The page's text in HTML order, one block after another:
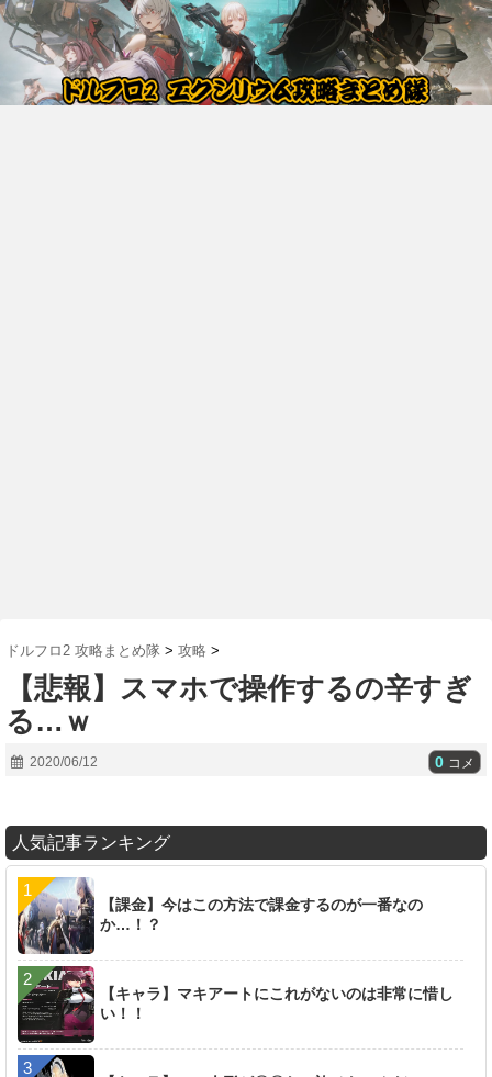
ドルフロ2 攻略まとめ隊 > 攻略 >
【悲報】スマホで操作するの辛すぎ
る…ｗ
2020/06/12 0 コメ
人気記事ランキング
【課金】今はこの方法で課金するのが一番なの
か…！？
【キャラ】マキアートにこれがないのは非常に惜し
い！！